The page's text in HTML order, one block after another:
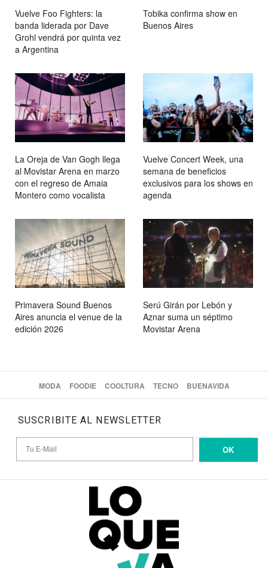
Vuelve Foo Fighters: la
banda liderada por Dave
Grohl vendrá por quinta vez
a Argentina
Tobika confirma show en
Buenos Aires
La Oreja de Van Gogh llega
al Movistar Arena en marzo
con el regreso de Amaia
Montero como vocalista
Vuelve Concert Week, una
semana de beneficios
exclusivos para los shows en
agenda
Primavera Sound Buenos
Aires anuncia el venue de la
edición 2026
Serú Girán por Lebón y
Aznar suma un séptimo
Movistar Arena
MODA FOODIE COOLTURA TECNO BUENAVIDA
SUSCRIBITE AL NEWSLETTER
OK